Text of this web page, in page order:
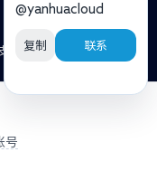
持快速处理。
号
@yanhuacloud
复制 联系